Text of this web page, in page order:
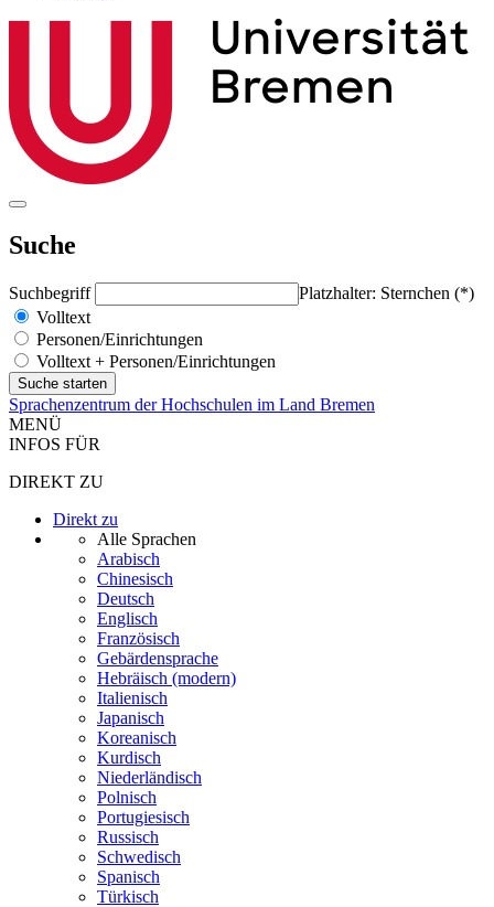
Suche
Suchbegriff
Platzhalter: Sternchen (*)
Volltext
Personen/Einrichtungen
Volltext + Personen/Einrichtungen
Sprachenzentrum der Hochschulen im Land Bremen
MENÜ
INFOS FÜR
DIREKT ZU
Direkt zu
Alle Sprachen
Arabisch
Chinesisch
Deutsch
Englisch
Französisch
Gebärdensprache
Hebräisch (modern)
Italienisch
Japanisch
Koreanisch
Kurdisch
Niederländisch
Polnisch
Portugiesisch
Russisch
Schwedisch
Spanisch
Türkisch